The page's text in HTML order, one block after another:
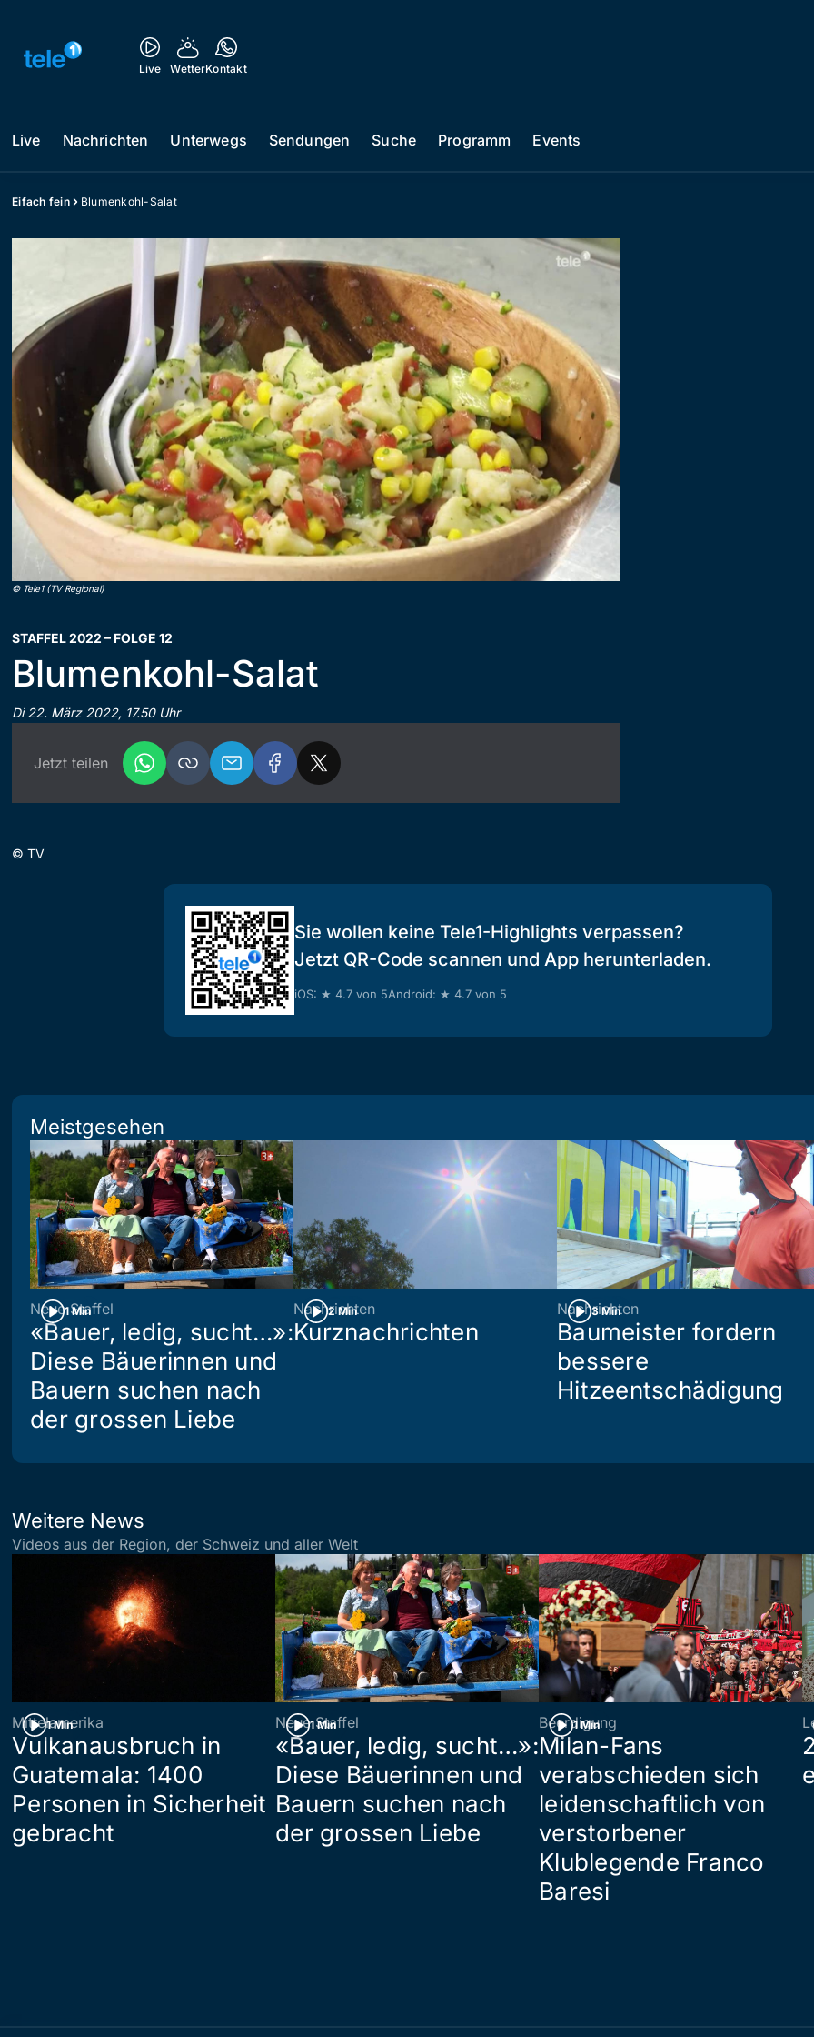
Live WetterKontakt
Live Nachrichten Unterwegs Sendungen Suche Programm Events
Eifach fein Blumenkohl-Salat
© Tele1 (TV Regional)
STAFFEL 2022 – FOLGE 12
Blumenkohl-Salat
Di 22. März 2022, 17.50 Uhr
Jetzt teilen
© TV
Sie wollen keine Tele1-Highlights verpassen?
Jetzt QR-Code scannen und App herunterladen.
iOS: ★ 4.7 von 5Android: ★ 4.7 von 5
Meistgesehen
1 Min
Neue Staffel
«Bauer, ledig, sucht…»:
Diese Bäuerinnen und
Bauern suchen nach
der grossen Liebe
2 Min
Nachrichten
Kurznachrichten
3 Min
Nachrichten
Baumeister fordern
bessere
Hitzeentschädigung
Weitere News
Videos aus der Region, der Schweiz und aller Welt
1 Min
Mittelamerika
Vulkanausbruch in
Guatemala: 1400
Personen in Sicherheit
gebracht
1 Min
Neue Staffel
«Bauer, ledig, sucht…»:
Diese Bäuerinnen und
Bauern suchen nach
der grossen Liebe
1 Min
Beerdigung
Milan-Fans
verabschieden sich
leidenschaftlich von
verstorbener
Klublegende Franco
Baresi